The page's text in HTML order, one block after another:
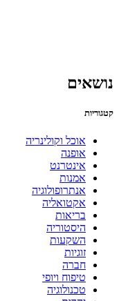
נושאים
קטגוריות
אוכל וקולינריה
אופנה
אינטרנט
אמנות
אנתרופולוגיה
אקטואליה
בריאות
היסטוריה
השקעות
זוגיות
חברה
טיפוח ויופי
טכנולוגיה